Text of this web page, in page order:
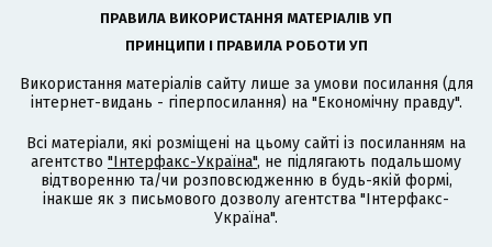
ПРАВИЛА ВИКОРИСТАННЯ МАТЕРІАЛІВ УП
ПРИНЦИПИ І ПРАВИЛА РОБОТИ УП
Використання матеріалів сайту лише за умови посилання (для
інтернет-видань - гіперпосилання) на "Економічну правду".
Всі матеріали, які розміщені на цьому сайті із посиланням на
агентство "Інтерфакс-Україна", не підлягають подальшому
відтворенню та/чи розповсюдженню в будь-якій формі,
інакше як з письмового дозволу агентства "Інтерфакс-
Україна".